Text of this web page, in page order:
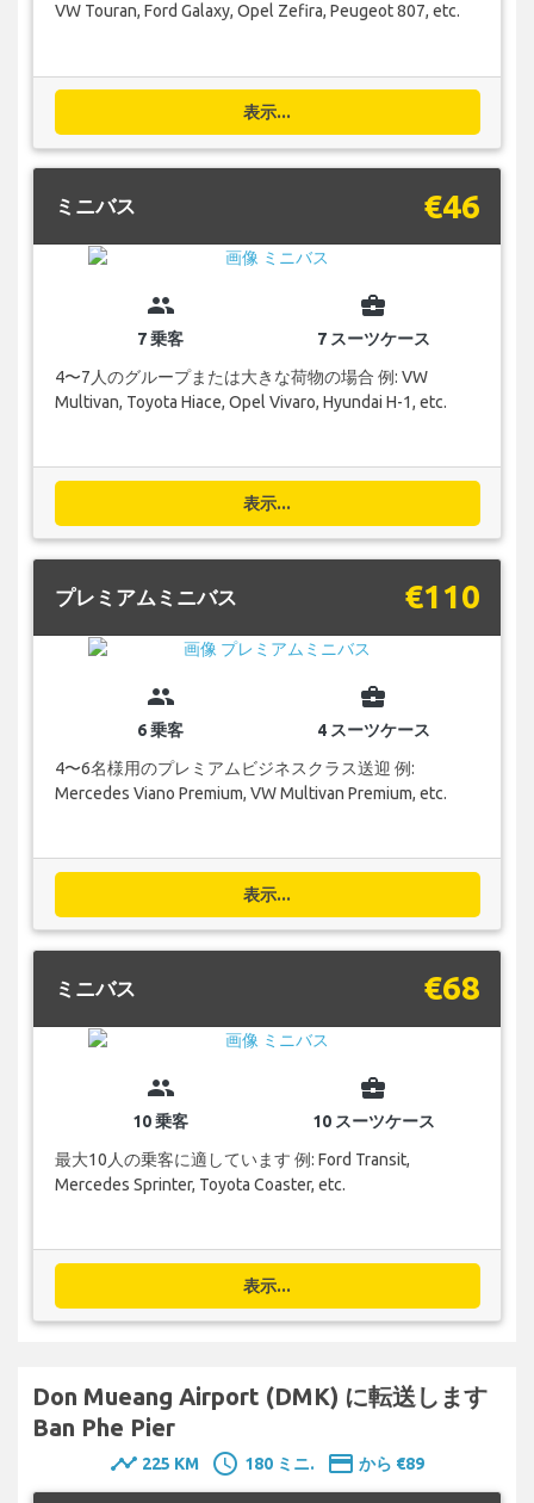
VW Touran, Ford Galaxy, Opel Zefira, Peugeot 807, etc.
表示...
ミニバス €46
group
7 乗客
business_center
7 スーツケース
4〜7人のグループまたは大きな荷物の場合 例: VW
Multivan, Toyota Hiace, Opel Vivaro, Hyundai H-1, etc.
表示...
プレミアムミニバス €110
group
6 乗客
business_center
4 スーツケース
4〜6名様用のプレミアムビジネスクラス送迎 例:
Mercedes Viano Premium, VW Multivan Premium, etc.
表示...
ミニバス €68
group
10 乗客
business_center
10 スーツケース
最大10人の乗客に適しています 例: Ford Transit,
Mercedes Sprinter, Toyota Coaster, etc.
表示...
Don Mueang Airport (DMK) に転送します
Ban Phe Pier
timeline 225 KM schedule 180 ミニ. payment から €89